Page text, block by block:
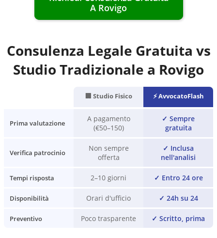
A Rovigo
Consulenza Legale Gratuita vs
Studio Tradizionale a Rovigo
🏢 Studio Fisico ⚡ AvvocatoFlash
Prima valutazione
A pagamento
(€50–150)
✓ Sempre
gratuita
Verifica patrocinio
Non sempre
offerta
✓ Inclusa
nell'analisi
Tempi risposta 2–10 giorni ✓ Entro 24 ore
Disponibilità Orari d'ufficio ✓ 24h su 24
Preventivo Poco trasparente ✓ Scritto, prima